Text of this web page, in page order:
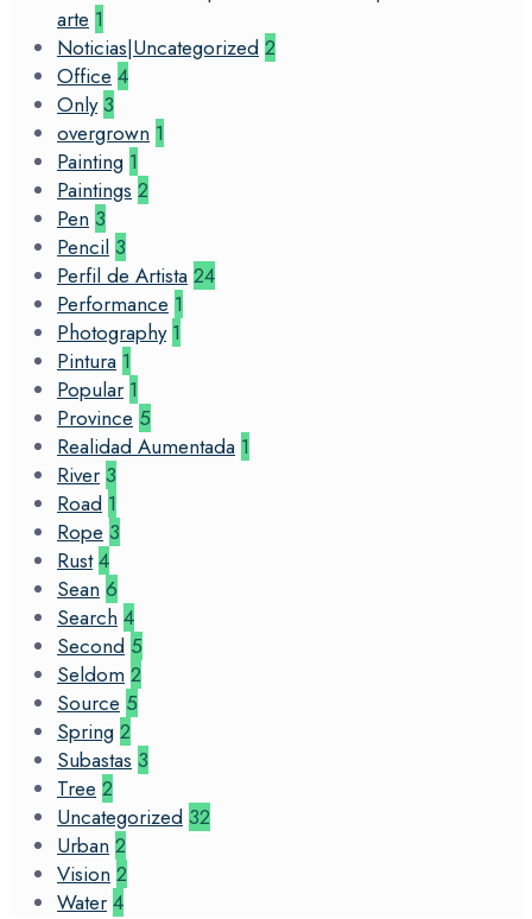
arte 1
Noticias|Uncategorized 2
Office 4
Only 3
overgrown 1
Painting 1
Paintings 2
Pen 3
Pencil 3
Perfil de Artista 24
Performance 1
Photography 1
Pintura 1
Popular 1
Province 5
Realidad Aumentada 1
River 3
Road 1
Rope 3
Rust 4
Sean 6
Search 4
Second 5
Seldom 2
Source 5
Spring 2
Subastas 3
Tree 2
Uncategorized 32
Urban 2
Vision 2
Water 4